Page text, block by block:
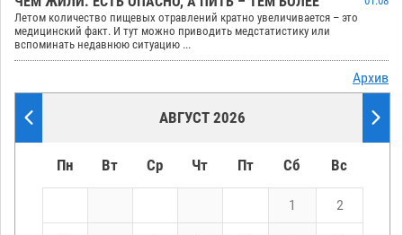
Летом количество пищевых отравлений кратно увеличивается – это
медицинский факт. И тут можно приводить медстатистику или
вспоминать недавнюю ситуацию ...
Архив
АВГУСТ 2026
Пн Вт Ср Чт Пт Сб Вс
1 2